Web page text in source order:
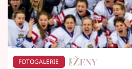
FOTOGALERIE